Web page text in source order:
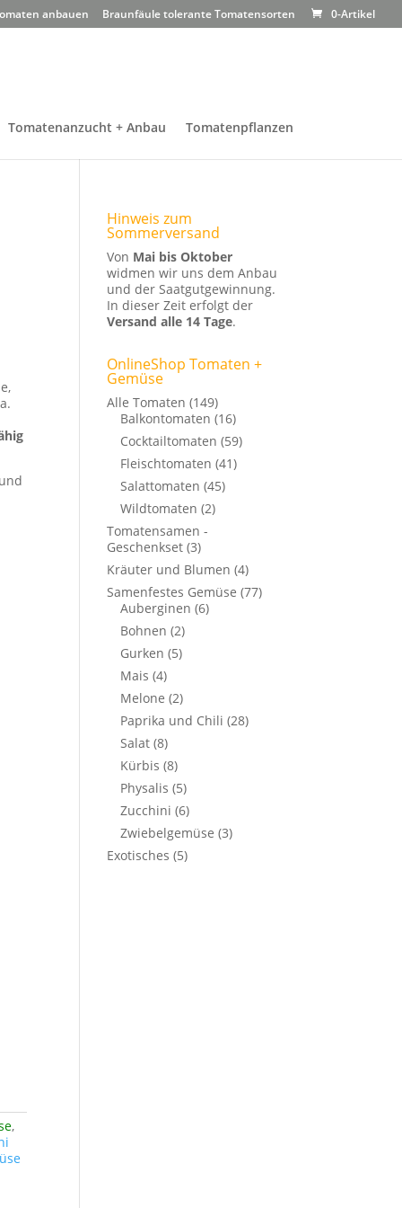
anbauen Braunfäule tolerante Tomatensorten 0-Artikel
Tomatenanzucht + Anbau Tomatenpflanzen
,
Hinweis zum
Sommerversand
Von Mai bis Oktober
widmen wir uns dem Anbau
und der Saatgutgewinnung.
In dieser Zeit erfolgt der
Versand alle 14 Tage.
OnlineShop Tomaten +
Gemüse
Alle Tomaten (149)
Balkontomaten (16)
Cocktailtomaten (59)
Fleischtomaten (41)
Salattomaten (45)
Wildtomaten (2)
Tomatensamen -
Geschenkset (3)
Kräuter und Blumen (4)
Samenfestes Gemüse (77)
Auberginen (6)
Bohnen (2)
Gurken (5)
Mais (4)
Melone (2)
Paprika und Chili (28)
Salat (8)
Kürbis (8)
Physalis (5)
Zucchini (6)
Zwiebelgemüse (3)
Exotisches (5)